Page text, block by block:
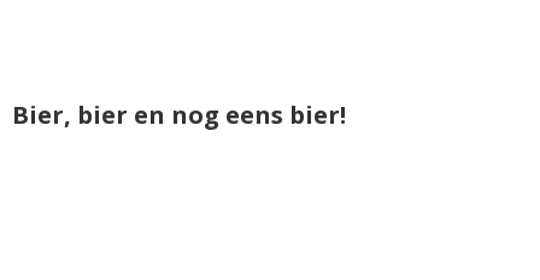
Bier, bier en nog eens bier!